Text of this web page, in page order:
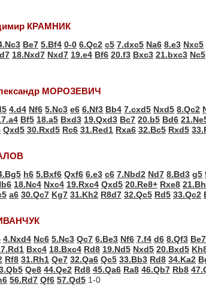
КРАМНИК
Be7 5.Bf4 0-0 6.Qc2 c5 7.dxc5 Na6 8.e3 Nxc5
18.Nxd7 Nxd7 19.e4 Bf6 20.f3 Bxc3 21.bxc3 Nc5
МОРОЗЕВИЧ
4.d4 Nf6 5.Nc3 e6 6.Nf3 Bb4 7.cxd5 Nxd5 8.Qc2
Bf5 18.a5 Bxd3 19.Qxd3 Bc7 20.b5 Bd6
Qxd5 30.Rxd5 Rc6 31.Red1 Rxa6 32.Bc5 Rxd5
h6 5.Bxf6 Qxf6 6.e3 c6 7.Nbd2 Nd7 8.Bd3 g5
18.Nc4 Nxc4 19.Rxc4 Qxd5 20.Re8+ Rxe8
a6 30.Qc7 Kg7 31.Kh2 R8d7 32.Qc5 Rd5 33.Qc2
4.Nxd4 Nc6 5.Nc3 Qc7 6.Be3 Nf6 7.f4 d6 8.Qf3 Be7
Bxc4 18.Bxc4 Rd8 19.Nd5 Nxd5 20.Bxd5
Rf8 31.Rh1 Qe7 32.Qa6 Qc5 33.Bb3 Rd8 34.Ka2
Qe8 44.Qe2 Rd8 45.Qa6 Ra8 46.Qb7 Rb8
56.Rd7 Qf6 57.Qd5 1-0